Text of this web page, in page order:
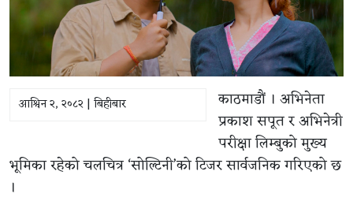
आश्विन २, २०८२ | बिहीबार
काठमाडौं । अभिनेता
प्रकाश सपूत र अभिनेत्री
परीक्षा लिम्बुको मुख्य
भूमिका रहेको चलचित्र ‘सोल्टिनी’को टिजर सार्वजनिक गरिएको छ
।